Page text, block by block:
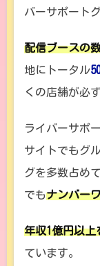
バーサポート
配信ブースの
地にトータル
くの店舗が必
ライバーサポ
サイトでもグ
グを多数占め
でもナンバー
年収1億円以上
ています。